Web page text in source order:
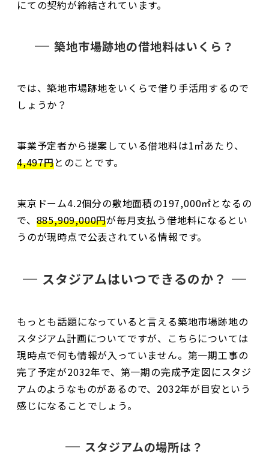
にての契約が締結されています。
築地市場跡地の借地料はいくら？
では、築地市場跡地をいくらで借り手活用するので
しょうか？
事業予定者から提案している借地料は1㎡あたり、
4,497円とのことです。
東京ドーム4.2個分の敷地面積の197,000㎡となるの
で、 885,909,000円が毎月支払う借地料になるとい
うのが現時点で公表されている情報です。
スタジアムはいつできるのか？
もっとも話題になっていると言える築地市場跡地の
スタジアム計画についてですが、こちらについては
現時点で何も情報が入っていません。第一期工事の
完了予定が2032年で、第一期の完成予定図にスタジ
アムのようなものがあるので、2032年が目安という
感じになることでしょう。
スタジアムの場所は？